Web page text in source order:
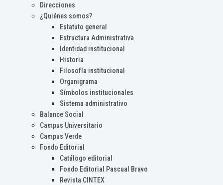
Direcciones
¿Quiénes somos?
Estatuto general
Estructura Administrativa
Identidad institucional
Historia
Filosofía institucional
Organigrama
Símbolos institucionales
Sistema administrativo
Balance Social
Campus Universitario
Campus Verde
Fondo Editorial
Catálogo editorial
Fondo Editorial Pascual Bravo
Revista CINTEX